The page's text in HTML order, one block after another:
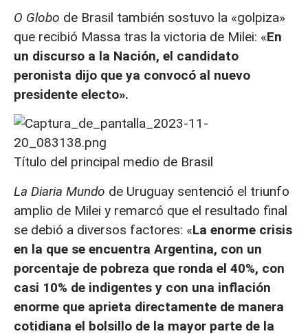
O Globo de Brasil también sostuvo la «golpiza»
que recibió Massa tras la victoria de Milei: «En
un discurso a la Nación, el candidato
peronista dijo que ya convocó al nuevo
presidente electo».
Título del principal medio de Brasil
La Diaria Mundo de Uruguay sentenció el triunfo
amplio de Milei y remarcó que el resultado final
se debió a diversos factores: «La enorme crisis
en la que se encuentra Argentina, con un
porcentaje de pobreza que ronda el 40%, con
casi 10% de indigentes y con una inflación
enorme que aprieta directamente de manera
cotidiana el bolsillo de la mayor parte de la